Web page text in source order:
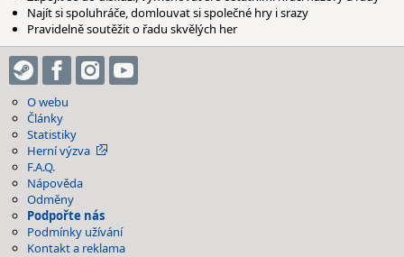
Najít si spoluhráče, domlouvat si společné hry i srazy
Pravidelně soutěžit o řadu skvělých her
O webu
Články
Statistiky
Herní výzva
F.A.Q.
Nápověda
Odměny
Podpořte nás
Podmínky užívání
Kontakt a reklama